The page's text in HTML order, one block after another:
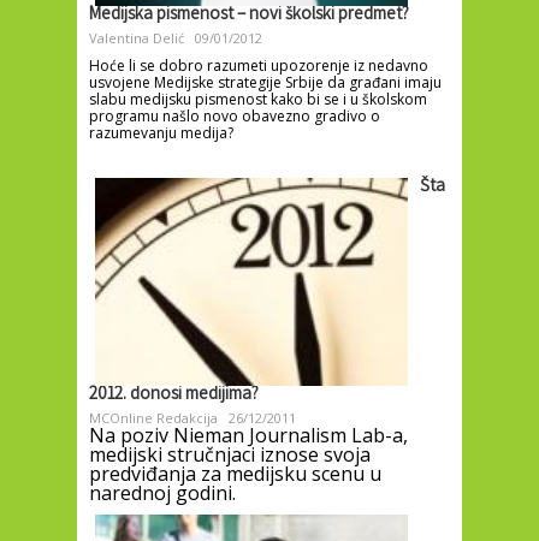
Medijska pismenost – novi školski predmet?
Valentina Delić 09/01/2012
Hoće li se dobro razumeti upozorenje iz nedavno
usvojene Medijske strategije Srbije da građani imaju
slabu medijsku pismenost kako bi se i u školskom
programu našlo novo obavezno gradivo o
razumevanju medija?
Šta
2012. donosi medijima?
MCOnline Redakcija 26/12/2011
Na poziv Nieman Journalism Lab-a,
medijski stručnjaci iznose svoja
predviđanja za medijsku scenu u
narednoj godini.